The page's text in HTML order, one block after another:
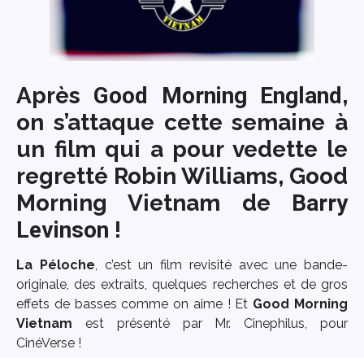
Après Good Morning England,
on s’attaque cette semaine à
un film qui a pour vedette le
regretté Robin Williams, Good
Morning Vietnam de Barry
Levinson !
La Péloche , c’est un film revisité avec une bande-
originale, des extraits, quelques recherches et de gros
effets de basses comme on aime ! Et Good Morning
Vietnam est présenté par Mr. Cinephilus, pour
CinéVerse !